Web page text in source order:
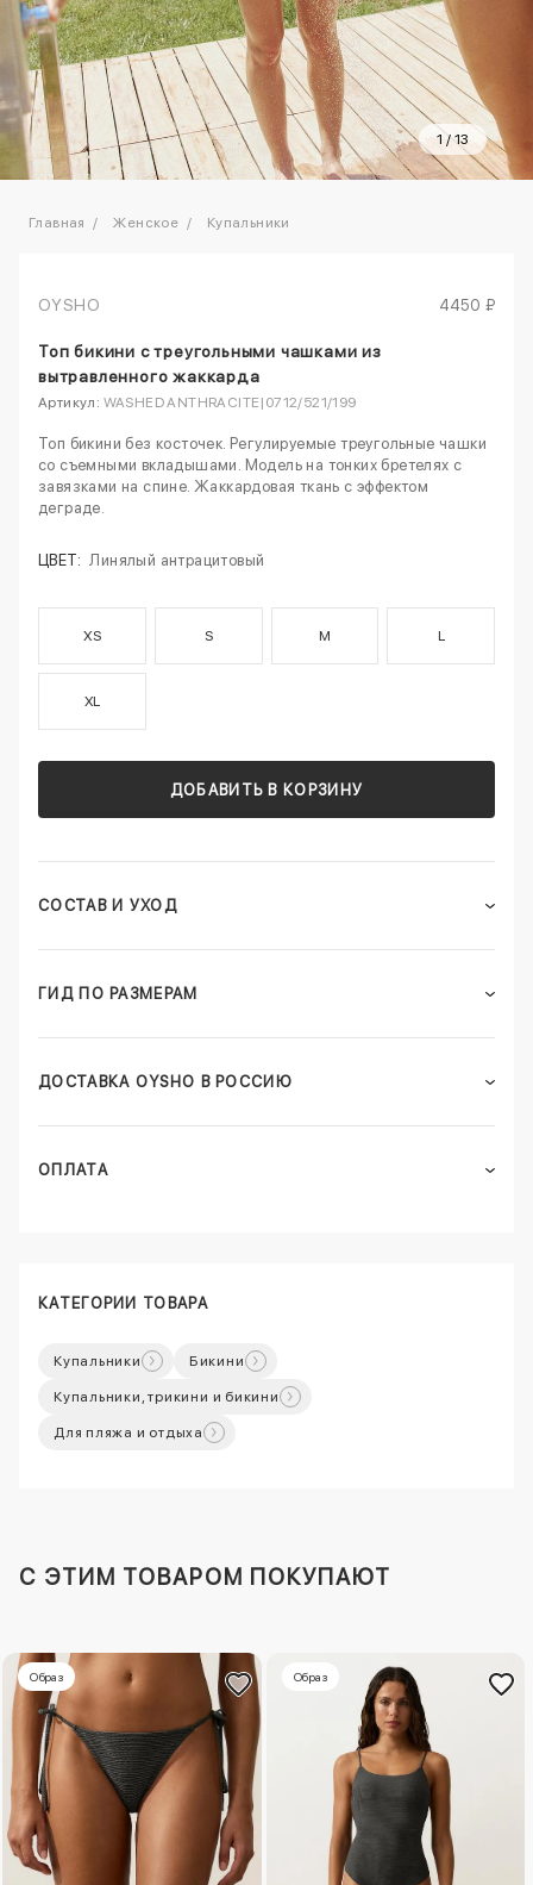
1/13
Главная Женское Купальники
OYSHO 4450 ₽
Топ бикини с треугольными чашками из
вытравленного жаккарда
Артикул: WASHED ANTHRACITE|0712/521/199
Топ бикини без косточек. Регулируемые треугольные чашки
со съемными вкладышами. Модель на тонких бретелях с
завязками на спине. Жаккардовая ткань с эффектом
деграде.
ЦВЕТ: Линялый антрацитовый
XS S M L
XL
ДОБАВИТЬ В КОРЗИНУ
СОСТАВ И УХОД
ГИД ПО РАЗМЕРАМ
ДОСТАВКА OYSHO В РОССИЮ
ОПЛАТА
КАТЕГОРИИ ТОВАРА
Купальники Бикини
Купальники, трикини и бикини
Для пляжа и отдыха
C ЭТИМ ТОВАРОМ ПОКУПАЮТ
Образ Образ